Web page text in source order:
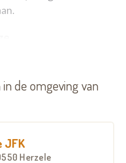
met eigen keuken,
terras
ruimtes
de omgeving van
JFK
Herzele